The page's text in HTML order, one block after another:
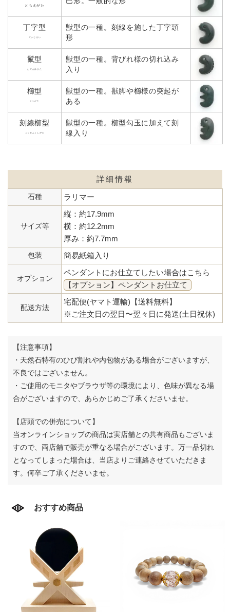
ともえがた
丁字型
ていじけい
獣型の一種。刻線を施した丁字頭
形
鬣型
たてがみがた
獣型の一種。背びれ様の切れ込み
入り
櫛型
くしがた
獣型の一種。獣脚や櫛様の突起が
ある
刻線櫛型
こくせんくしがた
獣型の一種。櫛型勾玉に加えて刻
線入り
詳細情報
石種 ラリマー
サイズ等
縦：約17.9mm
横：約12.2mm
厚み：約7.7mm
包装
簡易紙箱入り
オプション
ペンダントにお仕立てしたい場合はこちら
【オプション】ペンダントお仕立て
配送方法
宅配便(ヤマト運輸)【送料無料】
※ご注文日の翌日〜翌々日に発送(土日祝休)
【注意事項】
・天然石特有のひび割れや内包物がある場合がございますが、
不良ではございません。
・ご使用のモニタやブラウザ等の環境により、色味が異なる場
合がございますので、あらかじめご了承くださいませ。
【店頭での併売について】
当オンラインショップの商品は実店舗との共有商品もございま
すので、両店舗で販売が重なる場合がございます。 万一品切れ
となってしまった場合は、当店よりご連絡させていただきま
す。何卒ご了承くださいませ。
おすすめ商品